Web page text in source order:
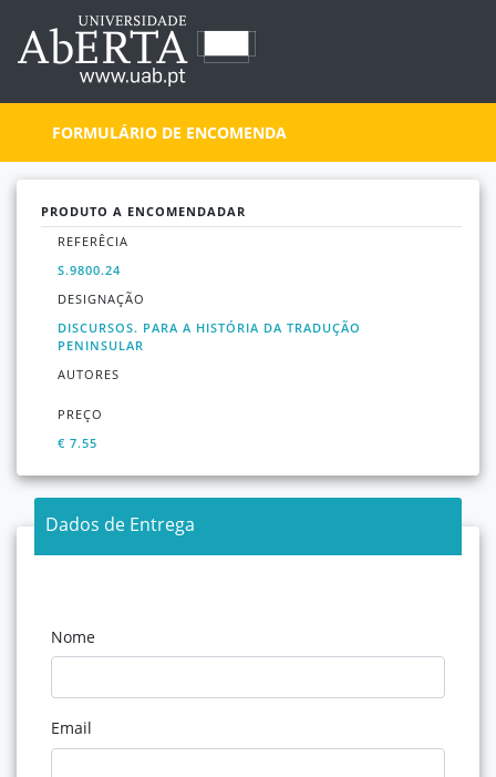
FORMULÁRIO DE ENCOMENDA
PRODUTO A ENCOMENDADAR
REFERÊCIA
S.9800.24
DESIGNAÇÃO
DISCURSOS. PARA A HISTÓRIA DA TRADUÇÃO
PENINSULAR
AUTORES
PREÇO
€ 7.55
Dados de Entrega
Nome
Email